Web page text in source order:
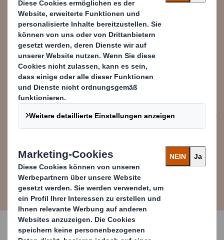
Bis zur selbstheilenden Box ist es
noch ein weiter Weg, wir müssen
aber in die Zukunft blicken, um die
nächsten Innovationen zu finden,
die uns helfen, Materialien so
nachhaltig wie möglich zu nutzen.
Wim Wouters
Innovation Director DS Smith